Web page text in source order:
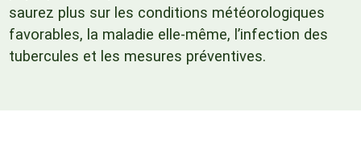
saurez plus sur les conditions météorologiques
favorables, la maladie elle-même, l’infection des
tubercules et les mesures préventives.